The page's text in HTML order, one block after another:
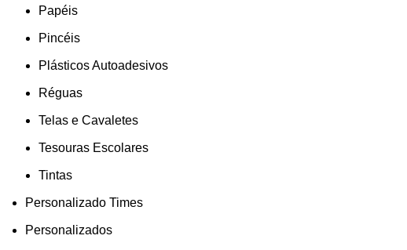
Papéis
Pincéis
Plásticos Autoadesivos
Réguas
Telas e Cavaletes
Tesouras Escolares
Tintas
Personalizado Times
Personalizados